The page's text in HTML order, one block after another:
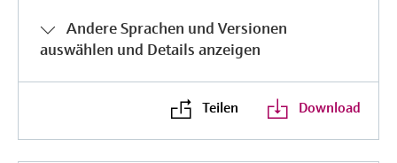
Andere Sprachen und Versionen
auswählen und Details anzeigen
Teilen Download